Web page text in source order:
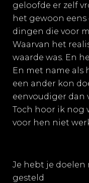
geloofde er zelf
het gewoon
dingen die voor
Waarvan het
waarde was. En
En met name als
een ander kon
eenvoudiger dan
Toch hoor ik nog
voor hen niet
Je hebt je
gesteld